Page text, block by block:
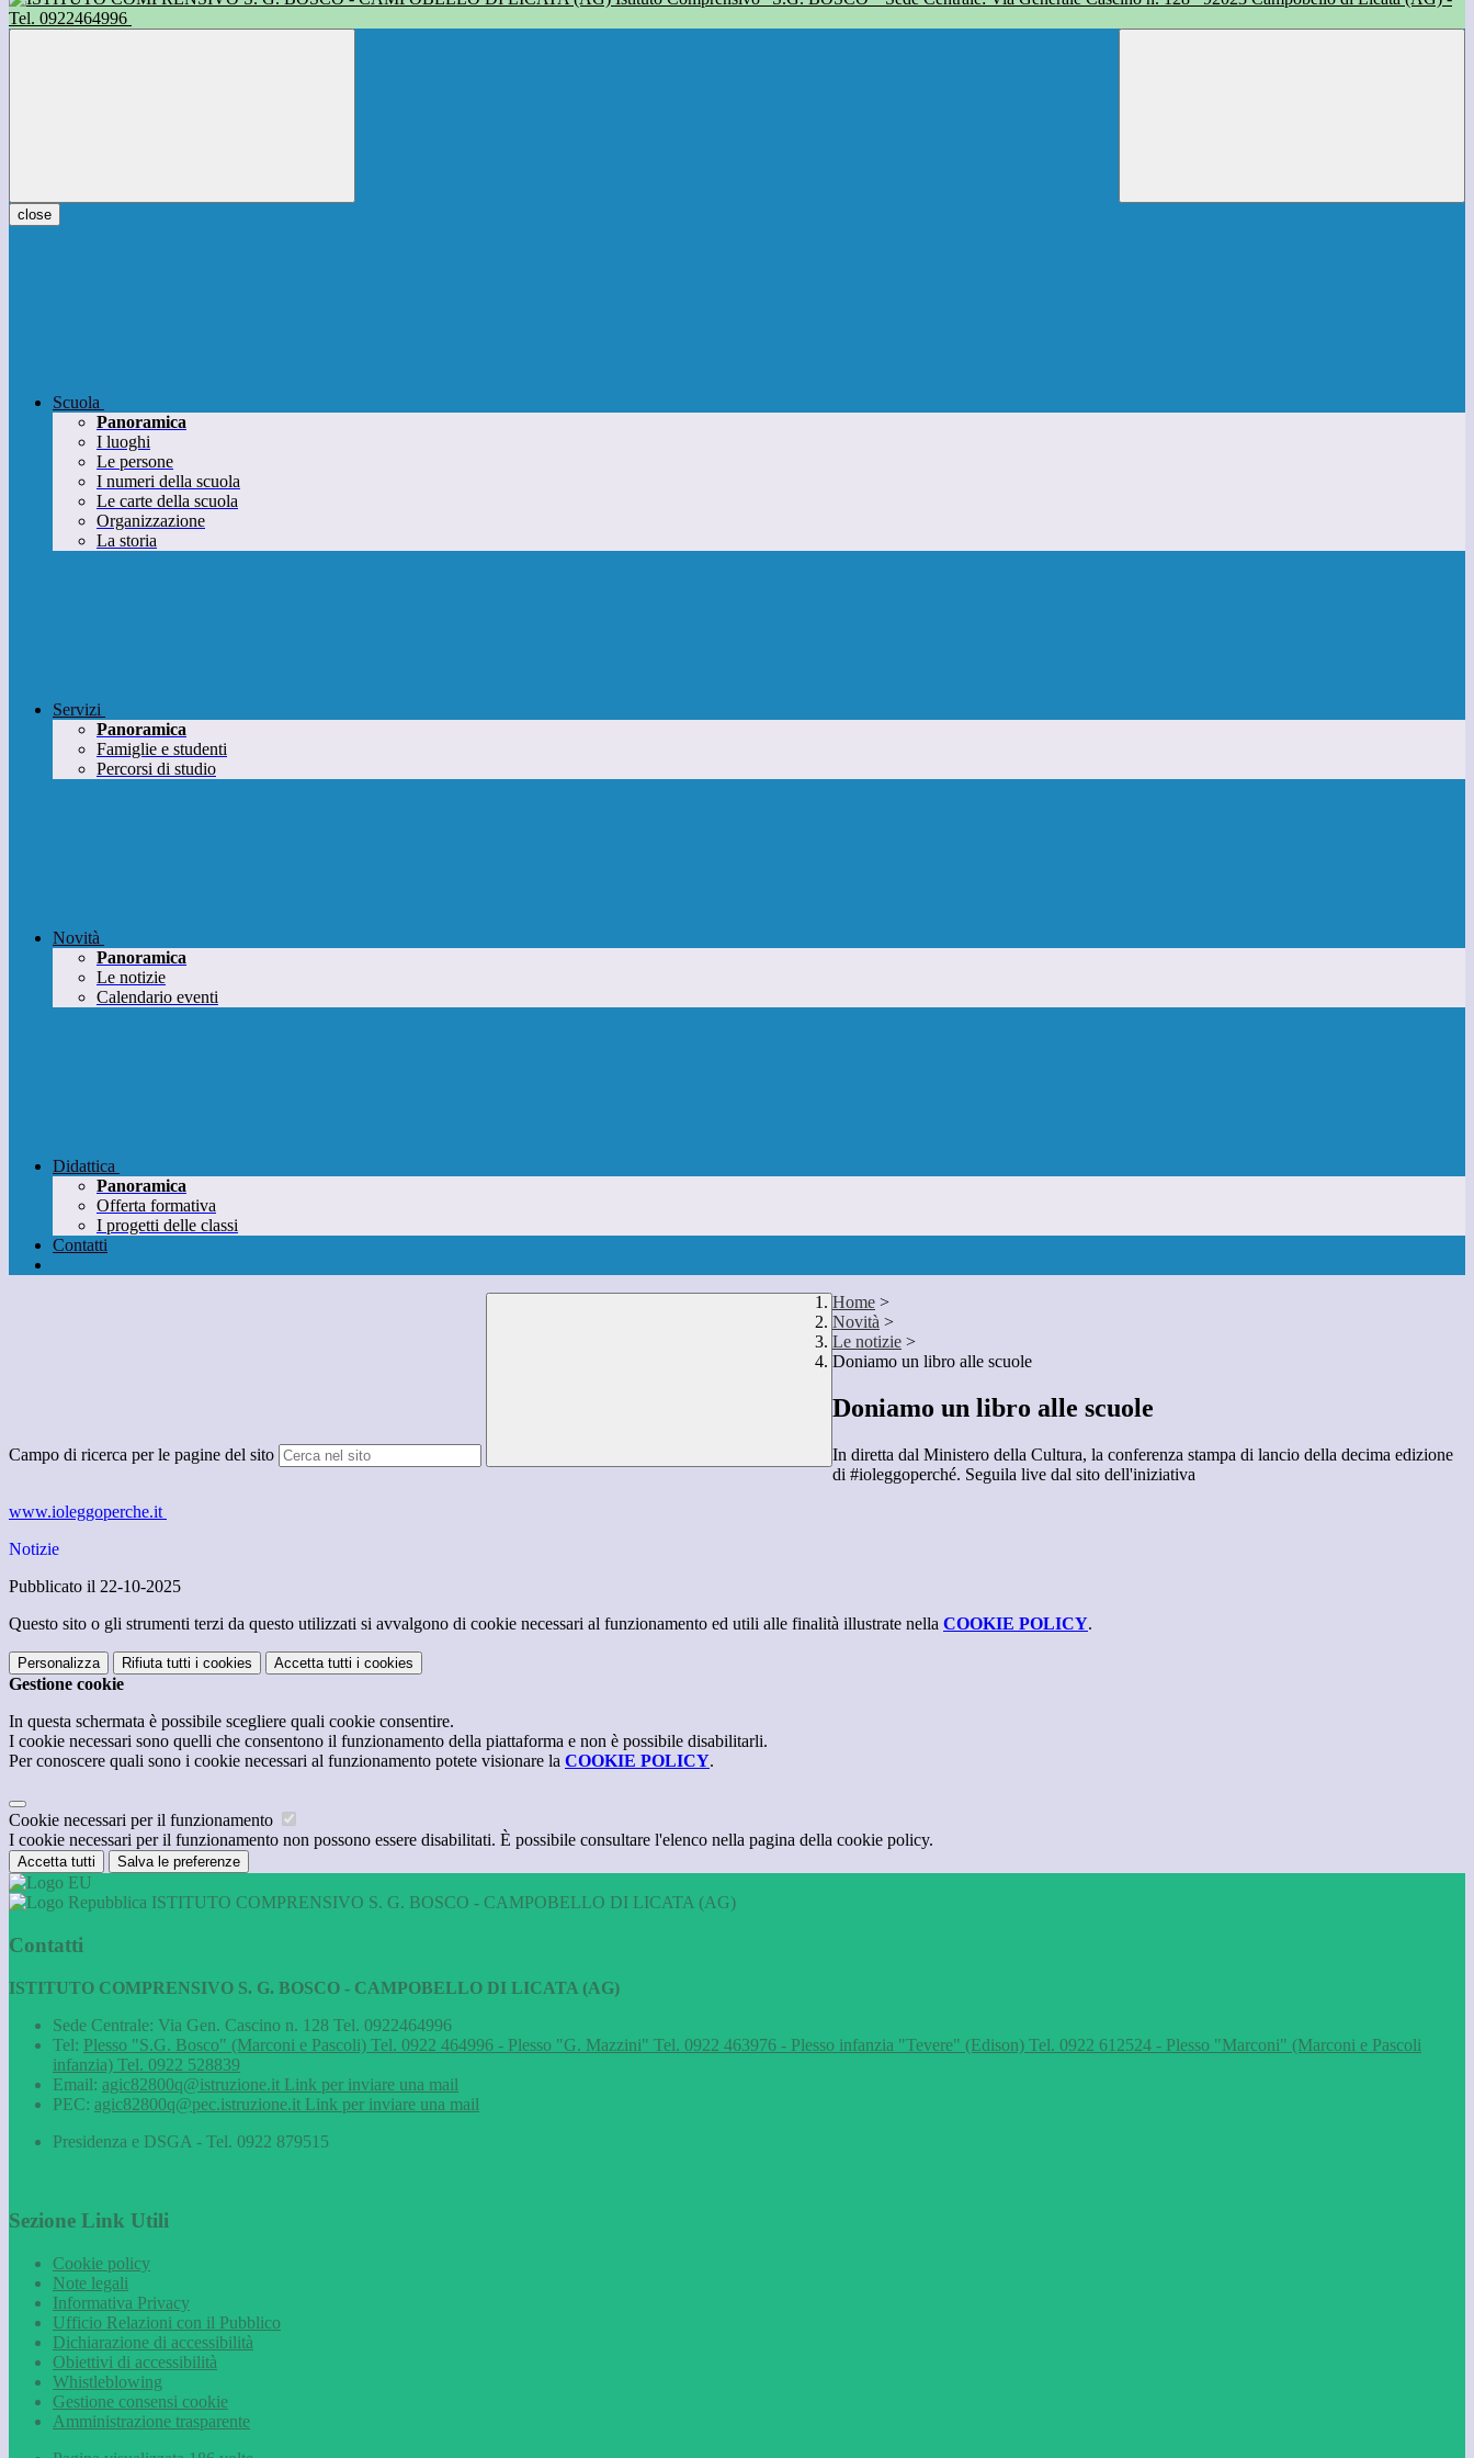
Tel. 0922464996
close
Scuola
Panoramica
I luoghi
Le persone
I numeri della scuola
Le carte della scuola
Organizzazione
La storia
Servizi
Panoramica
Famiglie e studenti
Percorsi di studio
Novità
Panoramica
Le notizie
Calendario eventi
Didattica
Panoramica
Offerta formativa
I progetti delle classi
Contatti
Campo di ricerca per le pagine del sito
Home >
Novità >
Le notizie >
Doniamo un libro alle scuole
Doniamo un libro alle scuole
In diretta dal Ministero della Cultura, la conferenza stampa di lancio della decima edizione
di #ioleggoperché. Seguila live dal sito dell'iniziativa
www.ioleggoperche.it
Notizie
Pubblicato il 22-10-2025
Questo sito o gli strumenti terzi da questo utilizzati si avvalgono di cookie necessari al funzionamento ed utili alle finalità illustrate nella COOKIE POLICY.
Personalizza Rifiuta tutti i cookies Accetta tutti i cookies
Gestione cookie
In questa schermata è possibile scegliere quali cookie consentire.
I cookie necessari sono quelli che consentono il funzionamento della piattaforma e non è possibile disabilitarli.
Per conoscere quali sono i cookie necessari al funzionamento potete visionare la COOKIE POLICY.
Cookie necessari per il funzionamento
I cookie necessari per il funzionamento non possono essere disabilitati. È possibile consultare l'elenco nella pagina della cookie policy.
Accetta tutti Salva le preferenze
ISTITUTO COMPRENSIVO S. G. BOSCO - CAMPOBELLO DI LICATA (AG)
Contatti
ISTITUTO COMPRENSIVO S. G. BOSCO - CAMPOBELLO DI LICATA (AG)
Sede Centrale: Via Gen. Cascino n. 128 Tel. 0922464996
Tel: Plesso "S.G. Bosco" (Marconi e Pascoli) Tel. 0922 464996 - Plesso "G. Mazzini" Tel. 0922 463976 - Plesso infanzia "Tevere" (Edison) Tel. 0922 612524 - Plesso "Marconi" (Marconi e Pascoli
infanzia) Tel. 0922 528839
Email: agic82800q@istruzione.it Link per inviare una mail
PEC: agic82800q@pec.istruzione.it Link per inviare una mail
Presidenza e DSGA - Tel. 0922 879515
Sezione Link Utili
Cookie policy
Note legali
Informativa Privacy
Ufficio Relazioni con il Pubblico
Dichiarazione di accessibilità
Obiettivi di accessibilità
Whistleblowing
Gestione consensi cookie
Amministrazione trasparente